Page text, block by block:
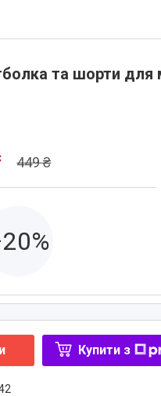
та шорти для
449 ₴
Купити з